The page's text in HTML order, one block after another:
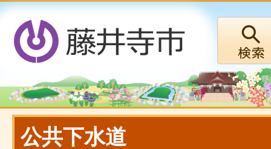
公共下水道